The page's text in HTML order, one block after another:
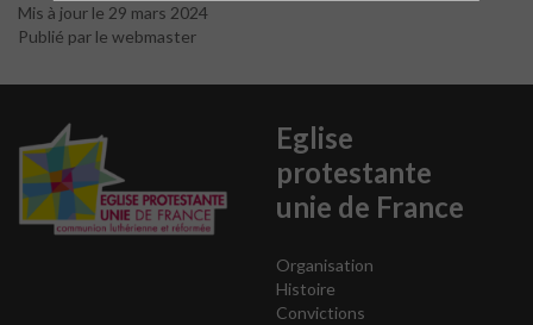
Mis à jour le 29 mars 2024
Publié par le webmaster
Eglise
protestante
unie de France
Organisation
Histoire
Convictions